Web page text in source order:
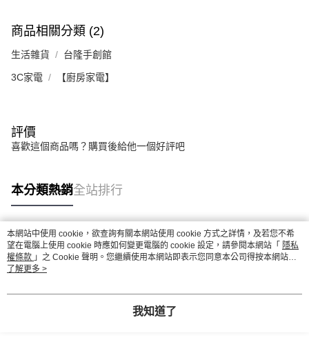
商品相關分類 (2)
生活雜貨 台隆手創館
3C家電 【廚房家電】
評價
喜歡這個商品嗎？購買後給他一個好評吧
本分類熱銷全站排行
熱門標籤
本網站中使用 cookie，欲查詢有關本網站使用 cookie 方式之詳情，及若您不希
望在電腦上使用 cookie 時應如何變更電腦的 cookie 設定，請參閱本網站「 隱私
權條款 」之 Cookie 聲明。您繼續使用本網站即表示您同意本公司得按本網站使
用條款之 Cookie 聲明使用 cookie。
了解更多 >
我知道了